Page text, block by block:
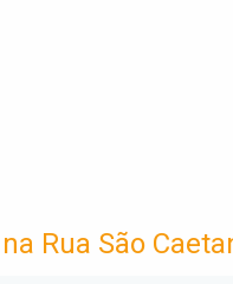
Rua São